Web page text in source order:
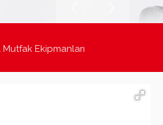
Dostunuz
Mutfak Ekipmanları
Ekipmanları